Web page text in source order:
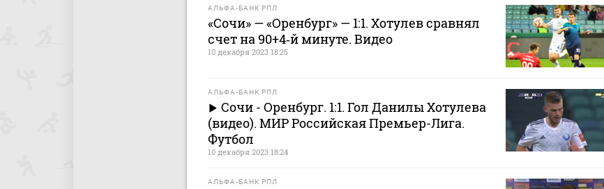
АЛЬФА-БАНК РПЛ
«Сочи» — «Оренбург» — 1:1. Хотулев сравнял
счет на 90+4‑й минуте. Видео
10 декабря 2023 18:25
АЛЬФА-БАНК РПЛ
Сочи - Оренбург. 1:1. Гол Данилы Хотулева
(видео). МИР Российская Премьер-Лига.
Футбол
10 декабря 2023 18:24
АЛЬФА-БАНК РПЛ